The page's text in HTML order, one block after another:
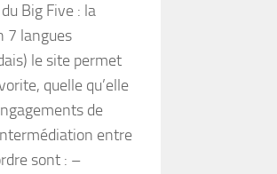
Big Five : la
7 langues
le site permet
quelle qu’elle
de
entre
sont : –